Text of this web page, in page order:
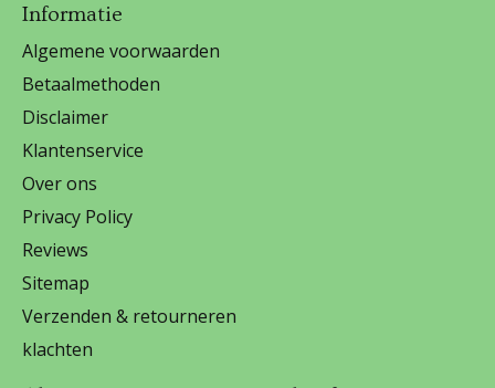
Informatie
Algemene voorwaarden
Betaalmethoden
Disclaimer
Klantenservice
Over ons
Privacy Policy
Reviews
Sitemap
Verzenden & retourneren
klachten